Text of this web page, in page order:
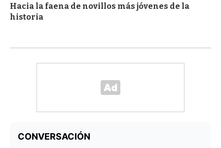
Hacia la faena de novillos más jóvenes de la
historia